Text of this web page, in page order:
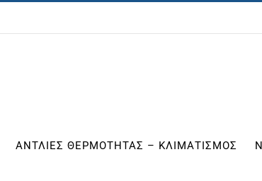
ΑΝΤΛΙΕΣ ΘΕΡΜΟΤΗΤΑΣ – ΚΛΙΜΑΤΙΣΜΟΣ